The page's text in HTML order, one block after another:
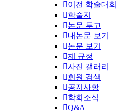
이전 학술대회
학술지
논문 투고
내논문 보기
논문 보기
제 규정
사진 갤러리
회원 검색
공지사항
학회소식
Q&A